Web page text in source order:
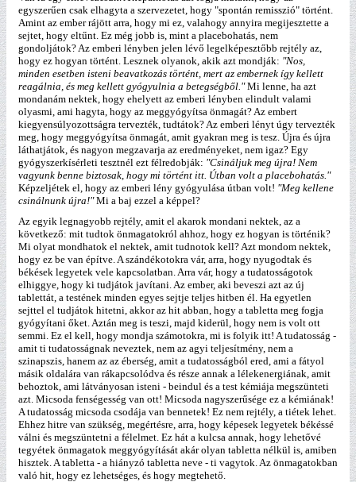
egyszerűen csak elhagyta a szervezetet, hogy "spontán remisszió" történt.
Amint az ember rájött arra, hogy mi ez, valahogy annyira megijesztette a
sejtet, hogy eltűnt. Ez még jobb is, mint a placebohatás, nem
gondoljátok? Az emberi lényben jelen lévő legelképesztőbb rejtély az,
hogy ez hogyan történt. Lesznek olyanok, akik azt mondják: "Nos,
minden esetben isteni beavatkozás történt, mert az embernek így kellett
reagálnia, és meg kellett gyógyulnia a betegségből."Mi lenne, ha azt
mondanám nektek, hogy ehelyett az emberi lényben elindult valami
olyasmi, ami hagyta, hogy az meggyógyítsa önmagát? Az embert
kiegyensúlyozottságra tervezték, tudtátok? Az emberi lényt úgy tervezték
meg, hogy meggyógyítsa önmagát, amit gyakran meg is tesz. Újra és újra
láthatjátok, és nagyon megzavarja az eredményeket, nem igaz? Egy
gyógyszerkísérleti tesztnél ezt félredobják: "Csináljuk meg újra! Nem
vagyunk benne biztosak, hogy mi történt itt. Útban volt a placebohatás."
Képzeljétek el, hogy az emberi lény gyógyulása útban volt! "Meg kellene
csinálnunk újra!"Mi a baj ezzel a képpel?
Az egyik legnagyobb rejtély, amit el akarok mondani nektek, az a
következő: mit tudtok önmagatokról ahhoz, hogy ez hogyan is történik?
Mi olyat mondhatok el nektek, amit tudnotok kell? Azt mondom nektek,
hogy ez be van építve. A szándékotokra vár, arra, hogy nyugodtak és
békések legyetek vele kapcsolatban. Arra vár, hogy a tudatosságotok
elhiggye, hogy ki tudjátok javítani. Az ember, aki beveszi azt az új
tablettát, a testének minden egyes sejtje teljes hitben él. Ha egyetlen
sejttel el tudjátok hitetni, akkor az hit abban, hogy a tabletta meg fogja
gyógyítani őket. Aztán meg is teszi, majd kiderül, hogy nem is volt ott
semmi. Ez el kell, hogy mondja számotokra, mi is folyik itt! A tudatosság -
amit ti tudatosságnak neveztek, nem az agyi teljesítmény, nem a
szinapszis, hanem az az éberség, amit a tudatosságból ered, ami a fátyol
másik oldalára van rákapcsolódva és része annak a lélekenergiának, amit
behoztok, ami látványosan isteni - beindul és a test kémiája megszünteti
azt. Micsoda fenségesség van ott! Micsoda nagyszerűsége ez a kémiának!
A tudatosság micsoda csodája van bennetek! Ez nem rejtély, a tiétek lehet.
Ehhez hitre van szükség, megértésre, arra, hogy képesek legyetek békéssé
válni és megszüntetni a félelmet. Ez hát a kulcsa annak, hogy lehetővé
tegyétek önmagatok meggyógyítását akár olyan tabletta nélkül is, amiben
hisztek. A tabletta - a hiányzó tabletta neve - ti vagytok. Az önmagatokban
való hit, hogy ez lehetséges, és hogy megtehető.